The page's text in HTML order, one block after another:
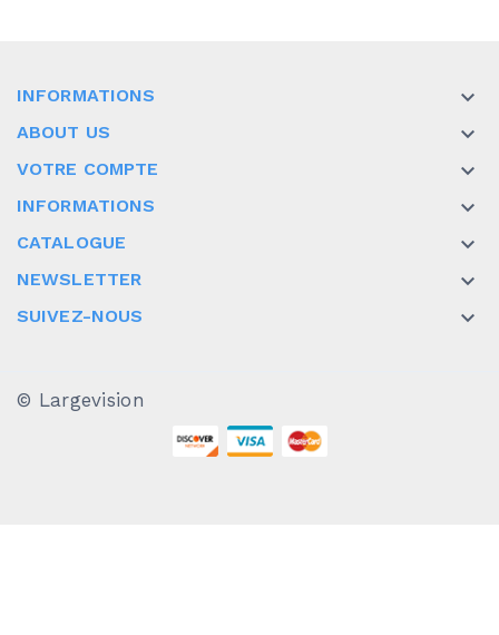
INFORMATIONS 
ABOUT US 
VOTRE COMPTE 
INFORMATIONS 
CATALOGUE 
NEWSLETTER 
SUIVEZ-NOUS 
© Largevision